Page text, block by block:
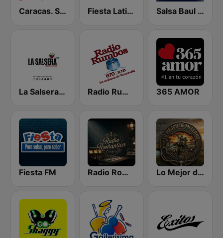
Caracas. Salsa Romántica Fiesta Latina 106.1 FM Salsa Baul Caracas Salsisima
La Salsera FM Radio Rumbos 365 AMOR
Fiesta FM Radio Romántica Lo Mejor de Mi Llano